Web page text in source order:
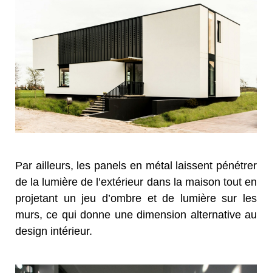
Par ailleurs, les panels en métal laissent pénétrer
de la lumière de l’extérieur dans la maison tout en
projetant un jeu d’ombre et de lumière sur les
murs, ce qui donne une dimension alternative au
design intérieur.